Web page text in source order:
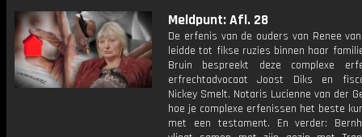
Meldpunt: Afl. 28
De erfenis van de ouders van Renee
leidde tot fikse ruzies binnen haar
Bruin bespreekt deze complexe
erfrechtadvocaat Joost Diks en
Nickey Smelt. Notaris Lucienne van der
hoe je complexe erfenissen het beste
met een testament. En verder: